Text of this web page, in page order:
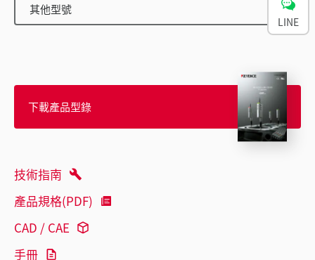
其他型號
下載產品型錄
技術指南
產品規格(PDF)
CAD / CAE
手冊
LINE